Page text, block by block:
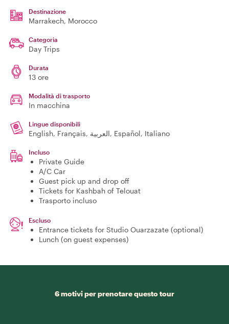
Destinazione
Marrakech, Morocco
Categoria
Day Trips
Durata
13 ore
Modalità di trasporto
In macchina
Lingue disponibili
English, Français, العربية, Español, Italiano
Incluso
Private Guide
A/C Car
Guest pick up and drop off
Tickets for Kashbah of Telouat
Trasporto incluso
Escluso
Entrance tickets for Studio Ouarzazate (optional)
Lunch (on guest expenses)
6 motivi per prenotare questo tour